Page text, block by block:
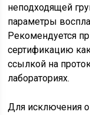
неподходящей
параметры
Рекомендуется
сертификацию
ссылкой на
лабораториях.
Для исключения